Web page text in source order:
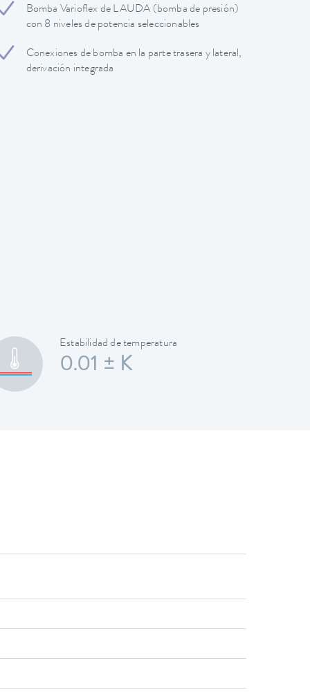
Bomba Varioflex de LAUDA (bomba de presión)
con 8 niveles de potencia seleccionables
Conexiones de bomba en la parte trasera y lateral,
derivación integrada
Estabilidad de temperatura
0.01 ± K